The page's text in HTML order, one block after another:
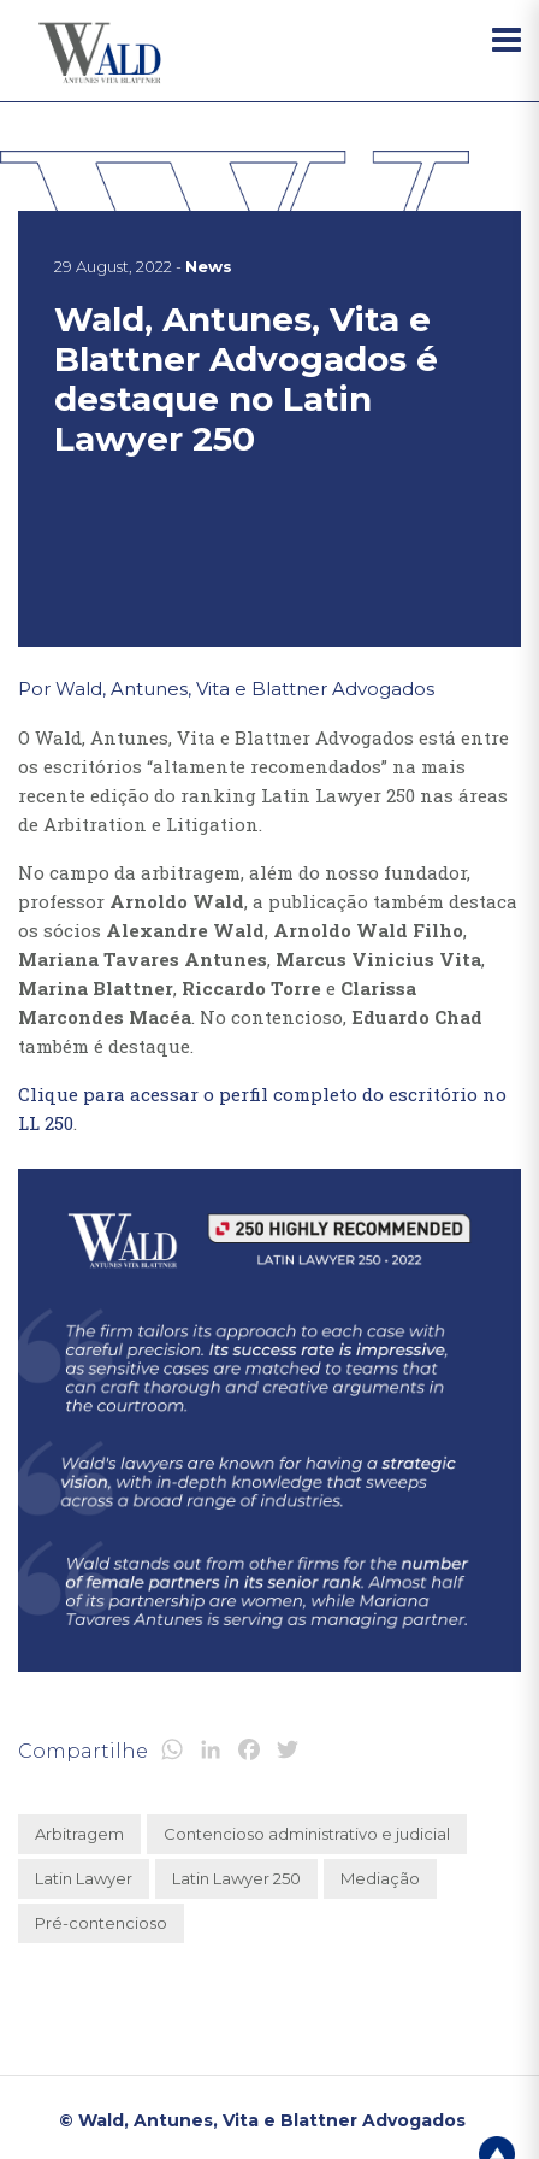
29 August, 2022 - News
Wald, Antunes, Vita e
Blattner Advogados é
destaque no Latin
Lawyer 250
Por Wald, Antunes, Vita e Blattner Advogados
O Wald, Antunes, Vita e Blattner Advogados está entre
os escritórios “altamente recomendados” na mais
recente edição do ranking Latin Lawyer 250 nas áreas
de Arbitration e Litigation.
No campo da arbitragem, além do nosso fundador,
professor Arnoldo Wald, a publicação também destaca
os sócios Alexandre Wald, Arnoldo Wald Filho,
Mariana Tavares Antunes, Marcus Vinicius Vita,
Marina Blattner, Riccardo Torre e Clarissa
Marcondes Macéa. No contencioso, Eduardo Chad
também é destaque.
Clique para acessar o perfil completo do escritório no
LL 250.
Compartilhe WhatsApp
LinkedInFacebook
Arbitragem Contencioso administrativo e judicial
Latin Lawyer Latin Lawyer 250 Mediação
Pré-contencioso
© Wald, Antunes, Vita e Blattner Advogados